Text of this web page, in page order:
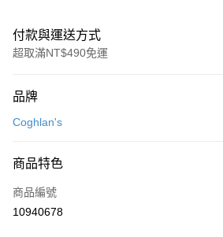
付款與運送方式
超取滿NT$490免運
信用卡一次付款
3 期 0 利率 每期
合作金庫商業銀行
上海商業儲蓄銀行
超商取貨付款
LINE Pay
品牌
Coghlan's
商品特色
商品編號
10940678